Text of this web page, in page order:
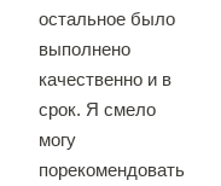
остальное было
выполнено
качественно и в
срок. Я смело
могу
порекомендовать